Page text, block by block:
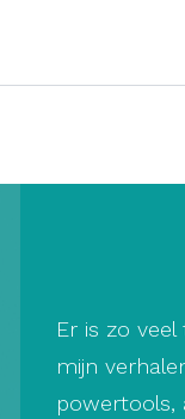
Er is zo
mijn
powertools,